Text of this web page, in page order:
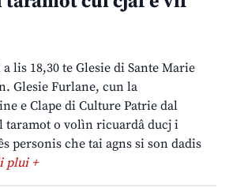
lis 18,30 te Glesie di Sante Marie
Glesie Furlane, cun la
e Clape di Culture Patrie dal
taramot o volìn ricuardâ ducj i
personis che tai agns si son dadis
plui +